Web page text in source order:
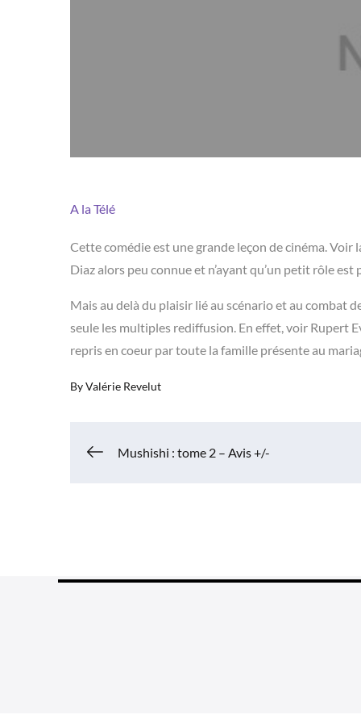
A la Télé
Cette comédie est une grande leçon de cinéma.
Diaz alors peu connue et n’ayant qu’un petit rôle
Mais au delà du plaisir lié au scénario et au combat
seule les multiples rediffusion. En effet, voir Rupert
repris en coeur par toute la famille présente au
ByValérie Revelut
Navigation
Mushishi : tome 2 – Avis +/-